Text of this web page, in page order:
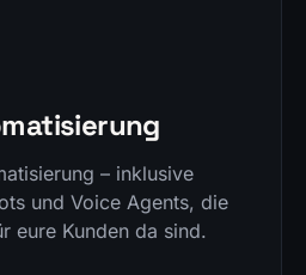
– inklusive
und Voice Agents, die
eure Kunden da sind.